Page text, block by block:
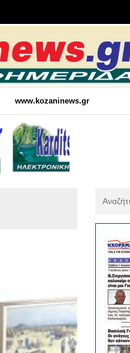
www.kozaninews.gr
: